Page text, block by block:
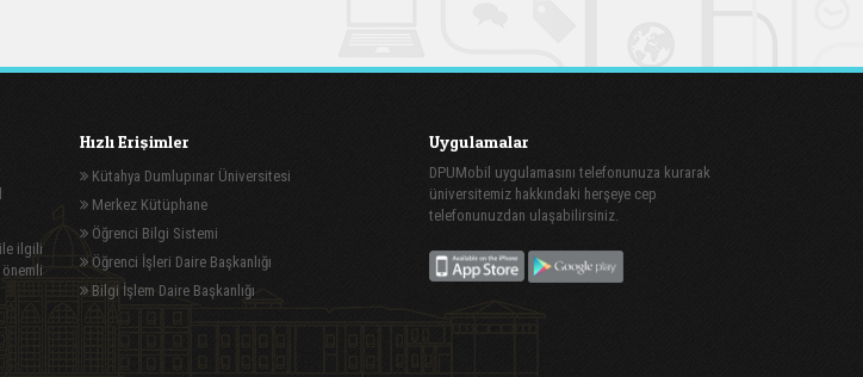
ilgili
Hızlı Erişimler
Kütahya Dumlupınar Üniversitesi
Merkez Kütüphane
Öğrenci Bilgi Sistemi
Öğrenci İşleri Daire Başkanlığı
Bilgi İşlem Daire Başkanlığı
Uygulamalar
DPUMobil uygulamasını telefonunuza kurarak
üniversitemiz hakkındaki herşeye cep
telefonunuzdan ulaşabilirsiniz.